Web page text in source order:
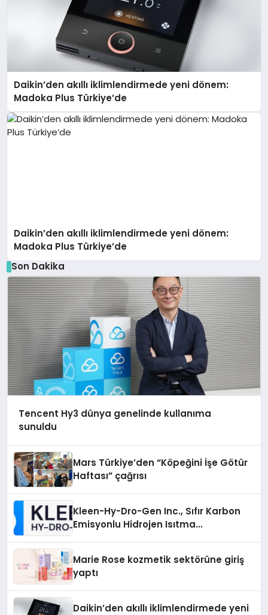
Daikin’den akıllı iklimlendirmede yeni dönem:
Madoka Plus Türkiye’de
Daikin’den akıllı iklimlendirmede yeni dönem:
Madoka Plus Türkiye’de
Son Dakika
Tencent Hy3 dünya genelinde kullanıma
sunuldu
Mars Türkiye’den “Köpeğini İşe Götür
Haftası” çağrısı
Kleen-Hy-Dro-Gen Inc., Sıfır Karbon
Emisyonlu Hidrojen Isıtma
Marie Rose kozmetik sektörüne giriş
yaptı
Daikin’den akıllı iklimlendirmede yeni